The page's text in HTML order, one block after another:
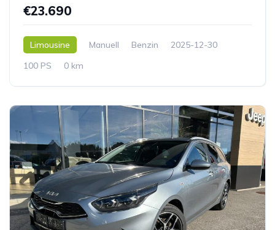
€23.690
Limousine Manuell Benzin
2025-12-30
100 PS
0 km